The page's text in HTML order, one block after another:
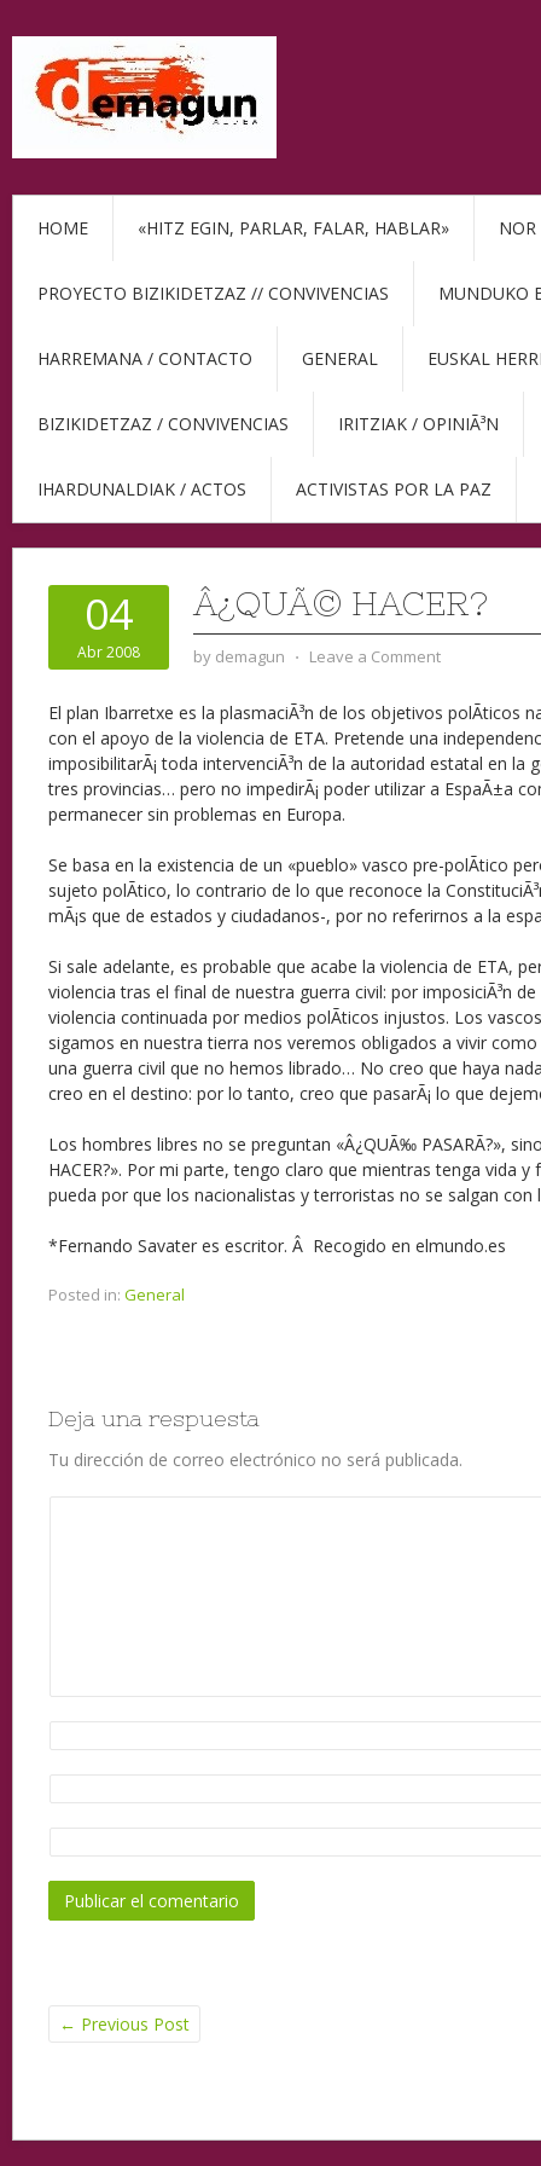
HOME «HITZ EGIN, PARLAR, FALAR, HABLAR» NOR
PROYECTO BIZIKIDETZAZ // CONVIVENCIAS MUNDUKO
HARREMANA / CONTACTO GENERAL EUSKAL
BIZIKIDETZAZ / CONVIVENCIAS IRITZIAK / OPINIÃ³N
IHARDUNALDIAK / ACTOS ACTIVISTAS POR LA PAZ
04
Abr 2008
Â¿QUÃ© HACER?
by demagun ⋅ Leave a Comment
El plan Ibarretxe es la plasmaciÃ³n de los objetivos polÃ­ticos
con el apoyo de la violencia de ETA. Pretende una
imposibilitarÃ¡ toda intervenciÃ³n de la autoridad estatal en la
tres provincias… pero no impedirÃ¡ poder utilizar a EspaÃ±a
permanecer sin problemas en Europa.
Se basa en la existencia de un «pueblo» vasco pre-polÃ­tico
sujeto polÃ­tico, lo contrario de lo que reconoce la
mÃ¡s que de estados y ciudadanos-, por no referirnos a la
Si sale adelante, es probable que acabe la violencia de ETA,
violencia tras el final de nuestra guerra civil: por imposiciÃ³n
violencia continuada por medios polÃ­ticos injustos. Los
sigamos en nuestra tierra nos veremos obligados a vivir
una guerra civil que no hemos librado… No creo que haya
creo en el destino: por lo tanto, creo que pasarÃ¡ lo que
Los hombres libres no se preguntan «Â¿QUÃ‰ PASARÃ?»,
HACER?». Por mi parte, tengo claro que mientras tenga vida
pueda por que los nacionalistas y terroristas no se salgan con
*Fernando Savater es escritor. Â Recogido en elmundo.es
Posted in: General
Deja una respuesta
Tu dirección de correo electrónico no será publicada.
← Previous Post